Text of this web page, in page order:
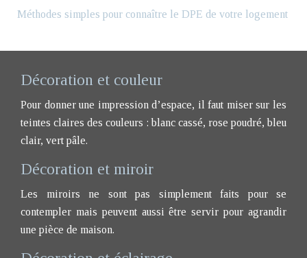
Méthodes simples pour connaître le DPE de votre logement
Décoration et couleur
Pour donner une impression d’espace, il faut miser sur les
teintes claires des couleurs : blanc cassé, rose poudré, bleu
clair, vert pâle.
Décoration et miroir
Les miroirs ne sont pas simplement faits pour se
contempler mais peuvent aussi être servir pour agrandir
une pièce de maison.